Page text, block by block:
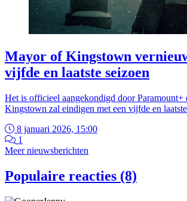
Mayor of Kingstown
vijfde en laatste seizoen
Het is officieel aangekondigd door
Kingstown zal eindigen met een vijfde en
8 januari 2026, 15:00
1
Meer nieuwsberichten
Populaire reacties (8)